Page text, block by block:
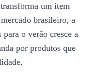
um item
brasileiro, a
o verão cresce a
por produtos que